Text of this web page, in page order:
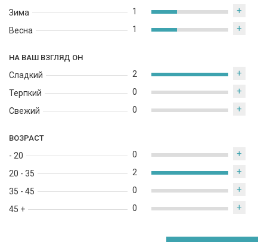
Зима
Весна
1 +
1 +
НА ВАШ ВЗГЛЯД ОН
Сладкий
Терпкий
Свежий
2 +
0 +
0 +
ВОЗРАСТ
- 20
20 - 35
35 - 45
45 +
0 +
2 +
0 +
0 +